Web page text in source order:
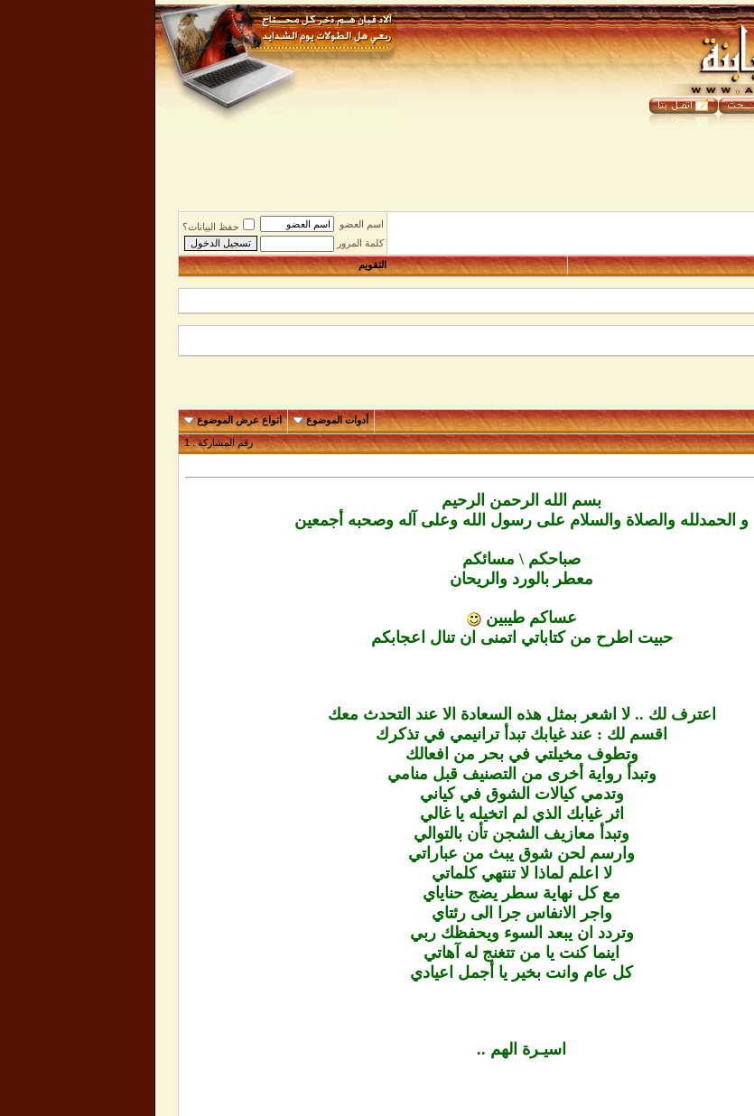
اسم العضو
حفظ البيانات؟
كلمة المرور
التقويم
أدوات الموضوع انواع عرض الموضوع
رقم المشاركة :1
بسم الله الرحمن الرحيم
و الحمدلله والصلاة والسلام على رسول الله وعلى آله وصحبه أجمعين
صباحكم \ مسائكم
معطر بالورد والريحان
عساكم طيبين
حبيت اطرح من كتاباتي اتمنى ان تنال اعجابكم
اعترف لك .. لا اشعر بمثل هذه السعادة الا عند التحدث معك
اقسم لك : عند غيابك تبدأ ترانيمي في تذكرك
وتطوف مخيلتي في بحر من افعالك
وتبدأ رواية أخرى من التصنيف قبل منامي
وتدمي كيالات الشوق في كياني
اثر غيابك الذي لم اتخيله يا غالي
وتبدأ معازيف الشجن تأن بالتوالي
وارسم لحن شوق يبث من عباراتي
لا اعلم لماذا لا تنتهي كلماتي
مع كل نهاية سطر يضج حناياي
واجر الانفاس جرا الى رئتاي
وتردد ان يبعد السوء ويحفظك ربي
اينما كنت يا من تتغنج له آهاتي
كل عام وانت بخير يا أجمل اعيادي
اسيـرة الهم ..